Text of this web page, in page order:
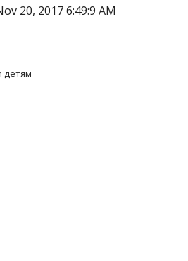
20, 2017 6:49:9 AM
детям